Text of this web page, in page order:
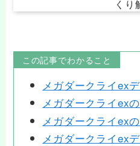
この記事でわかること
メガダークライex
メガダークライex
メガダークライex
メガダークライex